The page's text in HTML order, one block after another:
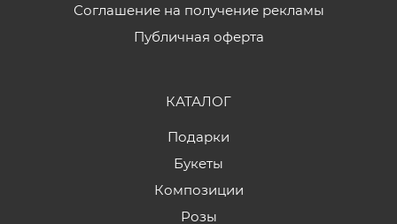
Соглашение на получение рекламы
Публичная оферта
КАТАЛОГ
Подарки
Букеты
Композиции
Розы